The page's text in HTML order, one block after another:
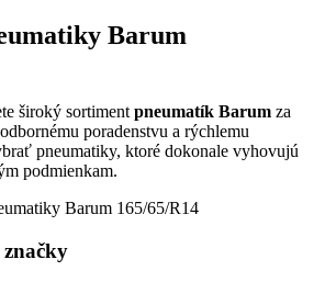
Barum
široký sortiment pneumatík Barum za
poradenstvu a rýchlemu
pneumatiky, ktoré dokonale vyhovujú
podmienkam.